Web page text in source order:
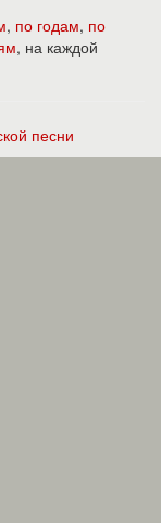
, по годам, по
, на каждой
песни